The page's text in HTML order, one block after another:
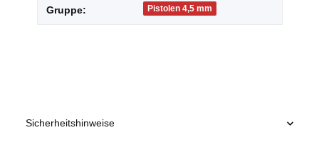
Gruppe: Pistolen 4,5 mm
Sicherheitshinweise